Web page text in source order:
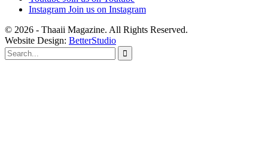
Instagram Join us on Instagram
© 2026 - Thaaii Magazine. All Rights Reserved.
Website Design: BetterStudio